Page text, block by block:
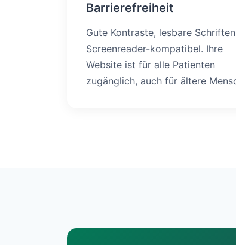
Barrierefreiheit
Gute Kontraste, lesbare
Screenreader-kompatibel. Ihre
Website ist für alle Patienten
zugänglich, auch für ältere